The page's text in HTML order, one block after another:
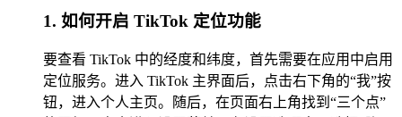
1. 如何开启 TikTok 定位功能
要查看 TikTok 中的经度和纬度，首先需要在应用中启用
定位服务。进入 TikTok 主界面后，点击右下角的“我”按
钮，进入个人主页。随后，在页面右上角找到“三个点”